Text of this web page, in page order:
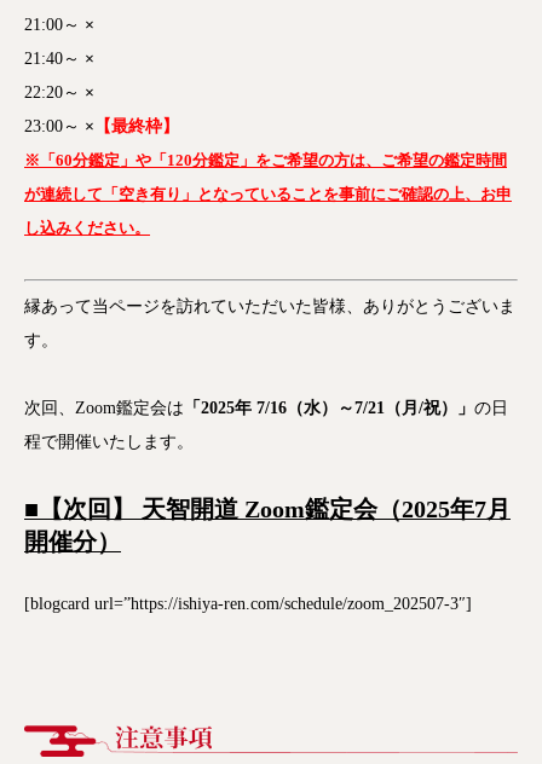
21:00～ ×
21:40～ ×
22:20～ ×
23:00～ × 【最終枠】
※「60分鑑定」や「120分鑑定」をご希望の方は、ご希望の鑑定時間
が連続して「空き有り」となっていることを事前にご確認の上、お申
し込みください。
縁あって当ページを訪れていただいた皆様、ありがとうございま
す。
次回、Zoom鑑定会は 「2025年 7/16（水）～7/21（月/祝）」 の日
程で開催いたします。
■【次回】 天智開道 Zoom鑑定会（2025年7月
開催分）
[blogcard url=”https://ishiya-ren.com/schedule/zoom_202507-3″]